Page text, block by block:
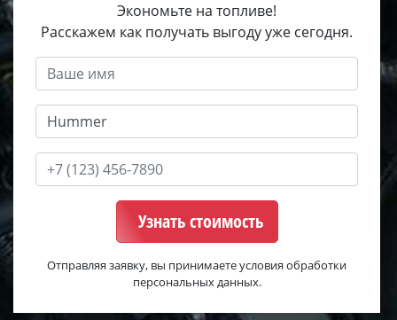
Экономьте на топливе!
Расскажем как получать выгоду уже сегодня.
Узнать стоимость
Отправляя заявку, вы принимаете условия обработки
персональных данных.